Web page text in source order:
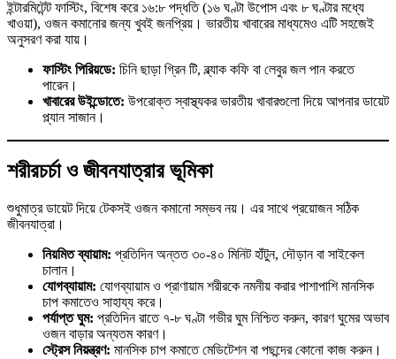
ইন্টারমিটেন্ট ফাস্টিং, বিশেষ করে ১৬:৮ পদ্ধতি (১৬ ঘণ্টা উপোস এবং ৮ ঘণ্টার মধ্যে
খাওয়া), ওজন কমানোর জন্য খুবই জনপ্রিয়। ভারতীয় খাবারের মাধ্যমেও এটি সহজেই
অনুসরণ করা যায়।
ফাস্টিং পিরিয়ডে: চিনি ছাড়া গ্রিন টি, ব্ল্যাক কফি বা লেবুর জল পান করতে
পারেন।
খাবারের উইন্ডোতে: উপরোক্ত স্বাস্থ্যকর ভারতীয় খাবারগুলো দিয়ে আপনার ডায়েট
প্ল্যান সাজান।
শরীরচর্চা ও জীবনযাত্রার ভূমিকা
শুধুমাত্র ডায়েট দিয়ে টেকসই ওজন কমানো সম্ভব নয়। এর সাথে প্রয়োজন সঠিক
জীবনযাত্রা।
নিয়মিত ব্যায়াম: প্রতিদিন অন্তত ৩০-৪০ মিনিট হাঁটুন, দৌড়ান বা সাইকেল
চালান।
যোগব্যায়াম: যোগব্যায়াম ও প্রাণায়াম শরীরকে নমনীয় করার পাশাপাশি মানসিক
চাপ কমাতেও সাহায্য করে।
পর্যাপ্ত ঘুম: প্রতিদিন রাতে ৭-৮ ঘণ্টা গভীর ঘুম নিশ্চিত করুন, কারণ ঘুমের অভাব
ওজন বাড়ার অন্যতম কারণ।
স্ট্রেস নিয়ন্ত্রণ: মানসিক চাপ কমাতে মেডিটেশন বা পছন্দের কোনো কাজ করুন।